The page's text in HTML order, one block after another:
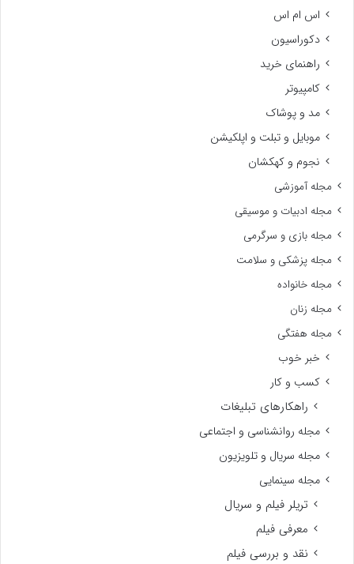
اس ام اس
دکوراسیون
راهنمای خرید
کامپیوتر
مد و پوشاک
موبایل و تبلت و اپلکیشن
نجوم و کهکشان
مجله آموزشی
مجله ادبیات و موسیقی
مجله بازی و سرگرمی
مجله پزشکی و سلامت
مجله خانواده
مجله زنان
مجله هفتگی
خبر خوب
کسب و کار
راهکارهای تبلیغات
مجله روانشناسی و اجتماعی
مجله سریال و تلویزیون
مجله سینمایی
تریلر فیلم و سریال
معرفی فیلم
نقد و بررسی فیلم